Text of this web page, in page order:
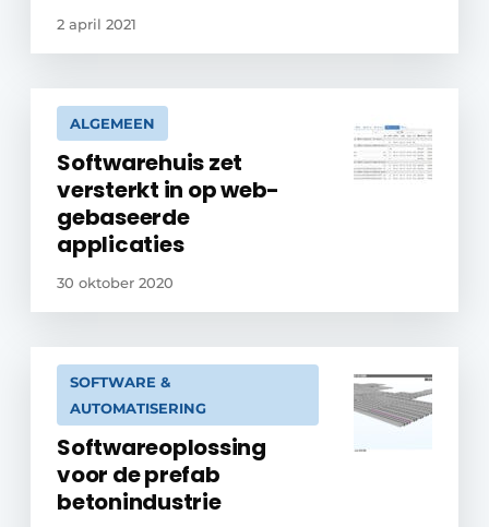
2 april 2021
ALGEMEEN
Softwarehuis zet
versterkt in op web-
gebaseerde
applicaties
30 oktober 2020
SOFTWARE &
AUTOMATISERING
Softwareoplossing
voor de prefab
betonindustrie